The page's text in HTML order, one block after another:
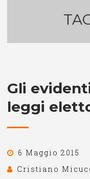
Gli
leggi
6 Maggio 2015
Cristiano